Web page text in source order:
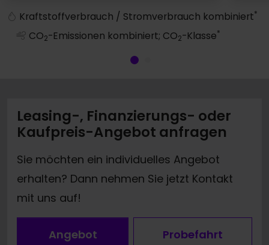
Kraftstoffverbrauch / Stromverbrauch kombiniert*
CO2-Emissionen kombiniert; CO2-Klasse*
Leasing-, Finanzierungs- oder
Kaufpreis-Angebot anfragen
Sie möchten ein individuelles Angebot
erhalten? Dann nehmen Sie jetzt Kontakt
mit uns auf!
Angebot
Probefahrt